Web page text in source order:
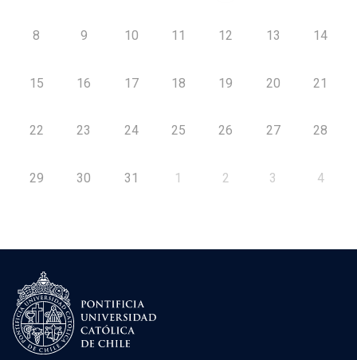
8 9 10 11 12 13 14
15 16 17 18 19 20 21
22 23 24 25 26 27 28
29 30 31 1 2 3 4